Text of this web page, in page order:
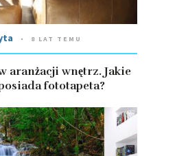
8 LAT TEMU
aranżacji wnętrz. Jakie
fototapeta?